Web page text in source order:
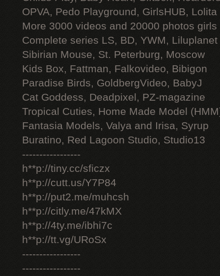
OPVA, Pedo Playground, GirlsHUB, Lolita
More 3000 videos and 20000 photos
Complete series LS, BD, YWM, Liluplanet
Sibirian Mouse, St. Peterburg, Moscow
Kids Box, Fattman, Falkovideo, Bibigon
Paradise Birds, GoldbergVideo, BabyJ
Cat Goddess, Deadpixel, PZ-magazine
Tropical Cuties, Home Made Model
Fantasia Models, Valya and Irisa, Syrup
Buratino, Red Lagoon Studio, Studio13
-----------------
h**p://tiny.cc/sficzx
h**p://cutt.us/Y7P84
h**p://put2.me/muhcsh
h**p://citly.me/47kMX
h**p://4ty.me/ibhi7c
h**p://tt.vg/URoSx
-----------------
-----------------